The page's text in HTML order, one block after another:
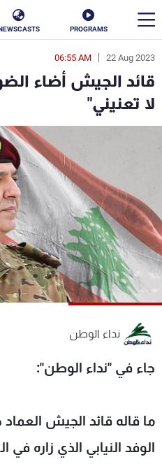
PROGRAMS
22 Aug 2023
06:55 AM
قائد الجيش أضاء
لا تعنيني"
نداء الوطن
جاء في "نداء الوطن":
ما قاله قائد الجيش
الوفد النيابي الذي زاره
en
الأخبار
سياسة
منوعات
كأس العالم
البرامج
جدول البرامج
شاهد البرامج
الترددات
لاعلاناتكم